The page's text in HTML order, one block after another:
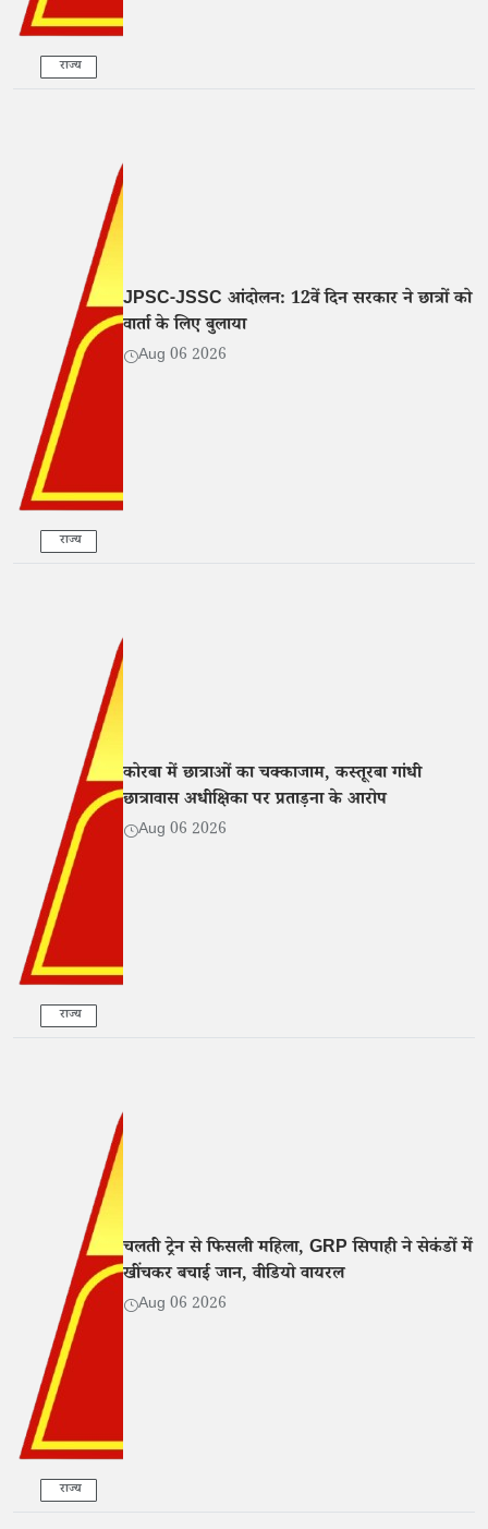
राज्य
राज्य
JPSC-JSSC आंदोलन: 12वें दिन सरकार ने छात्रों को
वार्ता के लिए बुलाया
Aug 06 2026
राज्य
कोरबा में छात्राओं का चक्काजाम, कस्तूरबा गांधी
छात्रावास अधीक्षिका पर प्रताड़ना के आरोप
Aug 06 2026
राज्य
चलती ट्रेन से फिसली महिला, GRP सिपाही ने सेकंडों में
खींचकर बचाई जान, वीडियो वायरल
Aug 06 2026